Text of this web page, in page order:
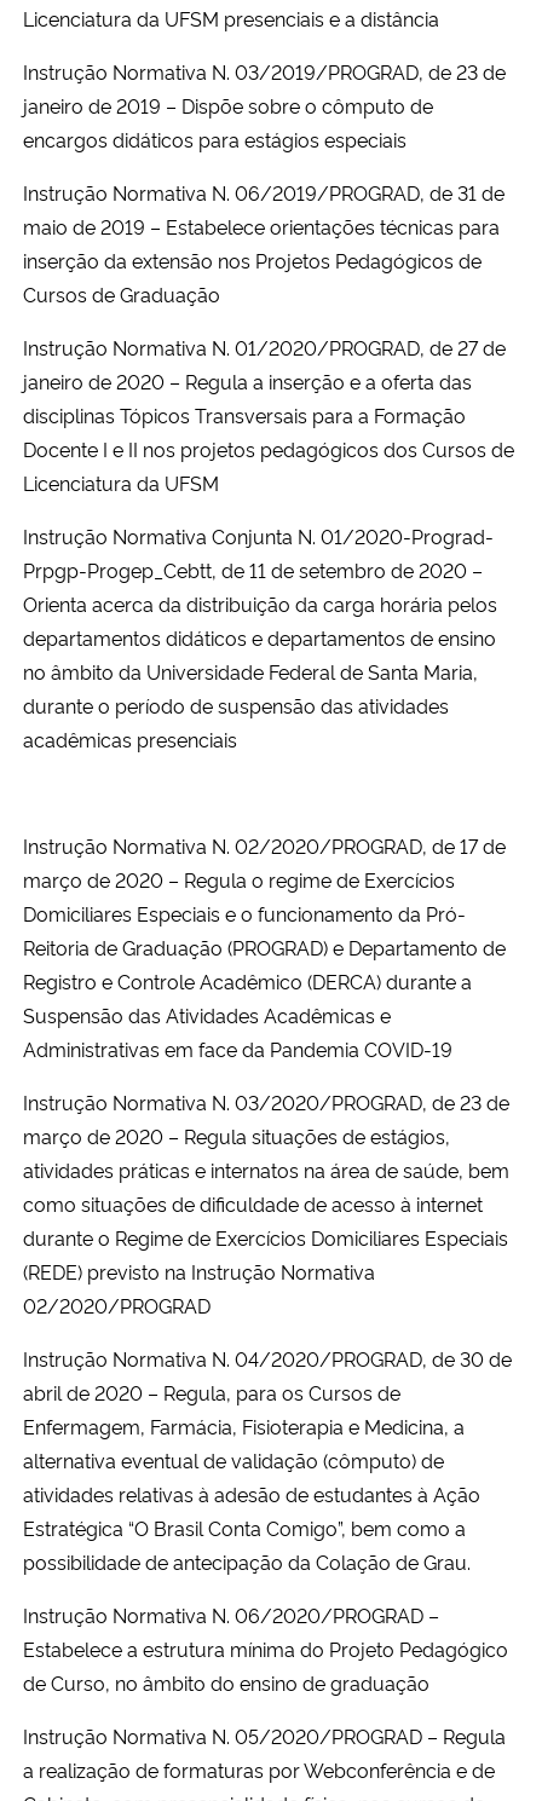
Licenciatura da UFSM presenciais e a distância
Instrução Normativa N. 03/2019/PROGRAD, de 23 de
janeiro de 2019 – Dispõe sobre o cômputo de
encargos didáticos para estágios especiais
Instrução Normativa N. 06/2019/PROGRAD, de 31 de
maio de 2019 – Estabelece orientações técnicas para
inserção da extensão nos Projetos Pedagógicos de
Cursos de Graduação
Instrução Normativa N. 01/2020/PROGRAD, de 27 de
janeiro de 2020 – Regula a inserção e a oferta das
disciplinas Tópicos Transversais para a Formação
Docente I e II nos projetos pedagógicos dos Cursos de
Licenciatura da UFSM
Instrução Normativa Conjunta N. 01/2020-Prograd-
Prpgp-Progep_Cebtt, de 11 de setembro de 2020 –
Orienta acerca da distribuição da carga horária pelos
departamentos didáticos e departamentos de ensino
no âmbito da Universidade Federal de Santa Maria,
durante o período de suspensão das atividades
acadêmicas presenciais
Instrução Normativa N. 02/2020/PROGRAD, de 17 de
março de 2020 – Regula o regime de Exercícios
Domiciliares Especiais e o funcionamento da Pró-
Reitoria de Graduação (PROGRAD) e Departamento de
Registro e Controle Acadêmico (DERCA) durante a
Suspensão das Atividades Acadêmicas e
Administrativas em face da Pandemia COVID-19
Instrução Normativa N. 03/2020/PROGRAD, de 23 de
março de 2020 – Regula situações de estágios,
atividades práticas e internatos na área de saúde, bem
como situações de dificuldade de acesso à internet
durante o Regime de Exercícios Domiciliares Especiais
(REDE) previsto na Instrução Normativa
02/2020/PROGRAD
Instrução Normativa N. 04/2020/PROGRAD, de 30 de
abril de 2020 – Regula, para os Cursos de
Enfermagem, Farmácia, Fisioterapia e Medicina, a
alternativa eventual de validação (cômputo) de
atividades relativas à adesão de estudantes à Ação
Estratégica “O Brasil Conta Comigo”, bem como a
possibilidade de antecipação da Colação de Grau.
Instrução Normativa N. 06/2020/PROGRAD –
Estabelece a estrutura mínima do Projeto Pedagógico
de Curso, no âmbito do ensino de graduação
Instrução Normativa N. 05/2020/PROGRAD – Regula
a realização de formaturas por Webconferência e de